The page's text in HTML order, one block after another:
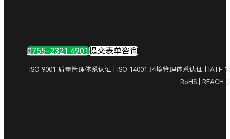
0755-2321 4901提交表单咨询
ISO 9001 质量管理体系认证 | ISO 14001 环境管理体系认证 | IATF
RoHS | REACH